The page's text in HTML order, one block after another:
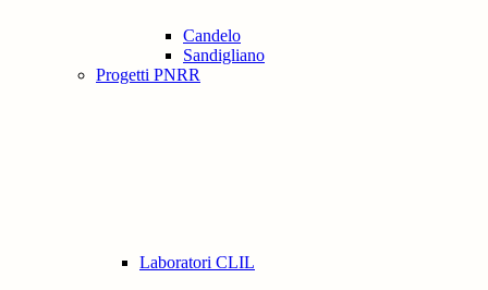
Candelo
Sandigliano
Progetti PNRR
Laboratori CLIL